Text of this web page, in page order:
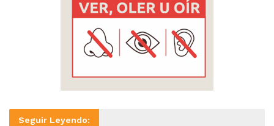
Seguir Leyendo: